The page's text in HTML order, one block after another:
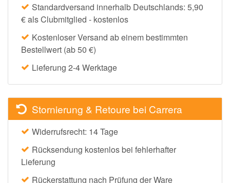
Standardversand innerhalb Deutschlands: 5,90
€ als Clubmitglied - kostenlos
Kostenloser Versand ab einem bestimmten
Bestellwert (ab 50 €)
Lieferung 2-4 Werktage
Stornierung & Retoure bei Carrera
Widerrufsrecht: 14 Tage
Rücksendung kostenlos bei fehlerhafter
Lieferung
Rückerstattung nach Prüfung der Ware